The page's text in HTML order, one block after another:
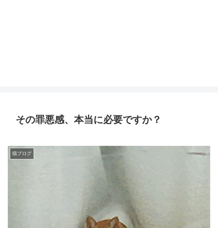
その罪悪感、本当に必要ですか？
猫ブログ